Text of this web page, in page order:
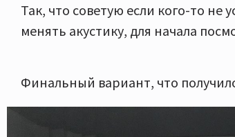
Так, что советую если кого-то не
менять акустику, для начала
Финальный вариант, что